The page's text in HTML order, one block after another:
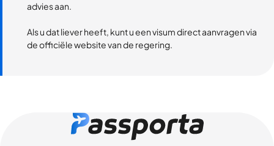
advies aan.
Als u dat liever heeft, kunt u een visum direct aanvragen via
de officiële website van de regering.